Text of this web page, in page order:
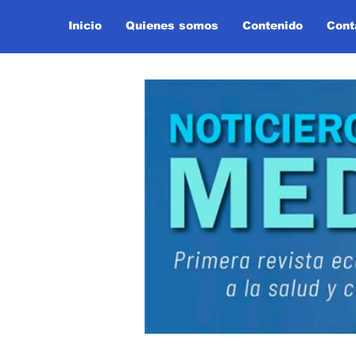
Inicio Quienes somos Contenido